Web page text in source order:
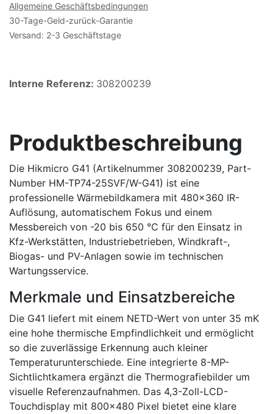
Allgemeine Geschäftsbedingungen
30-Tage-Geld-zurück-Garantie
Versand: 2-3 Geschäftstage
Interne Referenz: 308200239
Produktbeschreibung
Die Hikmicro G41 (Artikelnummer 308200239, Part-
Number HM-TP74-25SVF/W-G41) ist eine
professionelle Wärmebildkamera mit 480×360 IR-
Auflösung, automatischem Fokus und einem
Messbereich von -20 bis 650 °C für den Einsatz in
Kfz-Werkstätten, Industriebetrieben, Windkraft-,
Biogas- und PV-Anlagen sowie im technischen
Wartungsservice.
Merkmale und Einsatzbereiche
Die G41 liefert mit einem NETD-Wert von unter 35 mK
eine hohe thermische Empfindlichkeit und ermöglicht
so die zuverlässige Erkennung auch kleiner
Temperaturunterschiede. Eine integrierte 8-MP-
Sichtlichtkamera ergänzt die Thermografiebilder um
visuelle Referenzaufnahmen. Das 4,3-Zoll-LCD-
Touchdisplay mit 800×480 Pixel bietet eine klare